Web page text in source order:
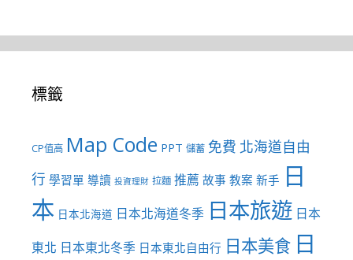
標籤
CP值高 Map Code PPT 儲蓄 免費 北海道自由
行 學習單 導讀 投資理財 拉麵 推薦 故事 教案 新手 日
本 日本北海道 日本北海道冬季 日本旅遊 日本
東北 日本東北冬季 日本東北自由行 日本美食 日